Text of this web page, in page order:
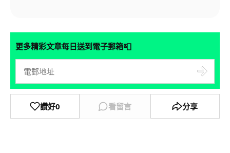
更多精彩文章每日送到電子郵箱📮
讚好0 看留言 分享